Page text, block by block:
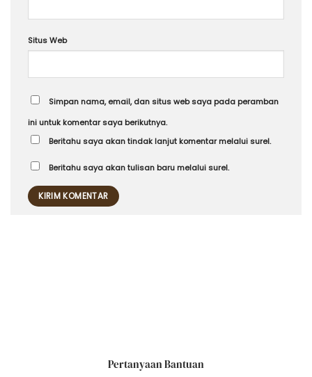
Situs Web
Simpan nama, email, dan situs web saya pada peramban
ini untuk komentar saya berikutnya.
Beritahu saya akan tindak lanjut komentar melalui surel.
Beritahu saya akan tulisan baru melalui surel.
Pertanyaan Bantuan